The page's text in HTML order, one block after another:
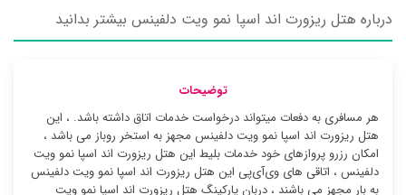
درباره هتل ریزورت اند اسپا نمو ویت دلفینس بیشتر بدانید
توضیحات
هر مسافری به دفعات میتواند درخواست خدمات اتاق داشته باشد. ، این
هتل ریزورت اند اسپا نمو ویت دلفینس مجهز به استخر روباز می باشد ،
امکان رزرو پروازهای خود خدمات بلیط این هتل ریزورت اند اسپا نمو ویت
دلفینس ، اتاقی های وی‌آی‌پی این هتل ریزورت اند اسپا نمو ویت دلفینس
به بار مجهز می باشند ، دربان پارکینگ هتل ریزورت اند اسپا نمو ویت